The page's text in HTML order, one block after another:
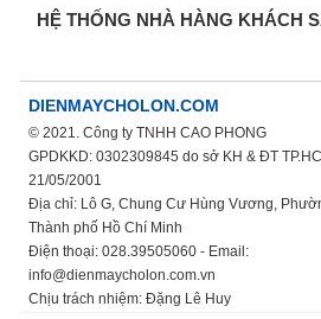
HỆ THỐNG NHÀ HÀNG KHÁCH
DIENMAYCHOLON.COM
© 2021. Công ty TNHH CAO PHONG
GPDKKD: 0302309845 do sở KH & ĐT
21/05/2001
Địa chỉ: Lô G, Chung Cư Hùng Vương,
Thành phố Hồ Chí Minh
Điện thoại: 028.39505060 - Email:
info@dienmaycholon.com.vn
Chịu trách nhiệm: Đặng Lê Huy